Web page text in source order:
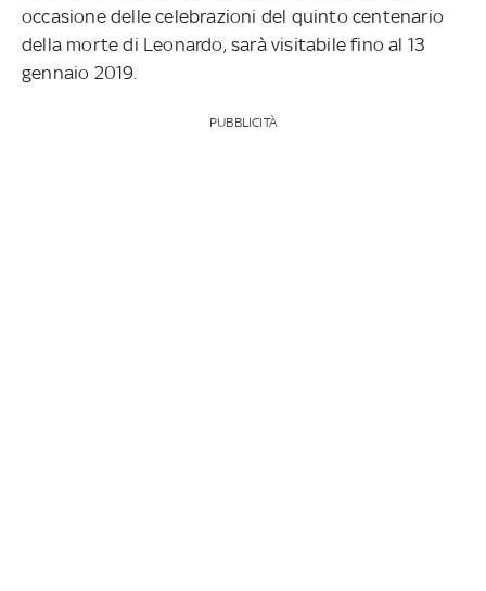
occasione delle celebrazioni del quinto centenario
della morte di Leonardo, sarà visitabile fino al 13
gennaio 2019.
PUBBLICITÀ